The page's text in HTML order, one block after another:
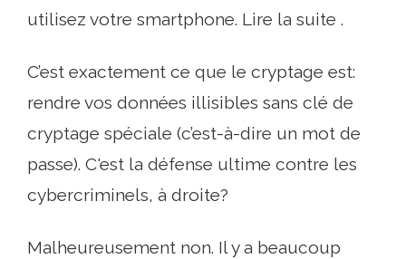
utilisez votre smartphone. Lire la suite .
C’est exactement ce que le cryptage est:
rendre vos données illisibles sans clé de
cryptage spéciale (c’est-à-dire un mot de
passe). C'est la défense ultime contre les
cybercriminels, à droite?
Malheureusement non. Il y a beaucoup